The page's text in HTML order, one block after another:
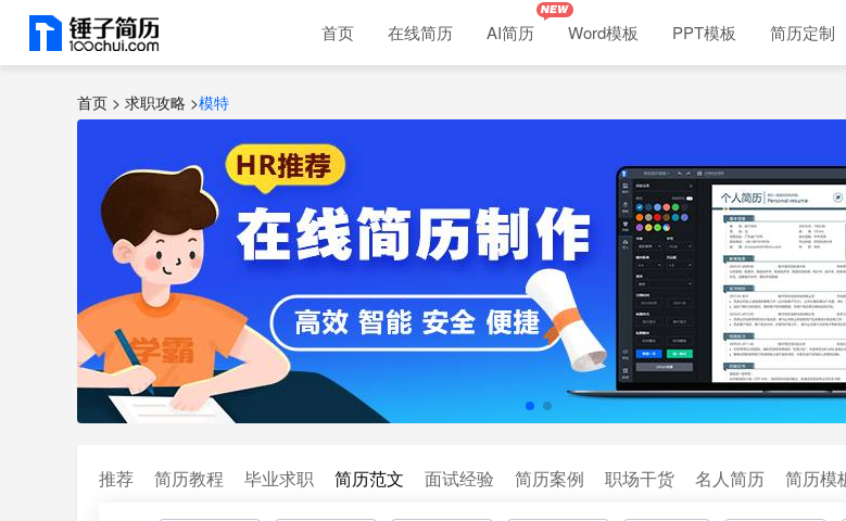
首页 在线简历 AI简历 Word模板 PPT模板 简历定制
首页 > 求职攻略 >模特
推荐 简历教程 毕业求职 简历范文 面试经验 简历案例 职场干货 名人简历 简历模